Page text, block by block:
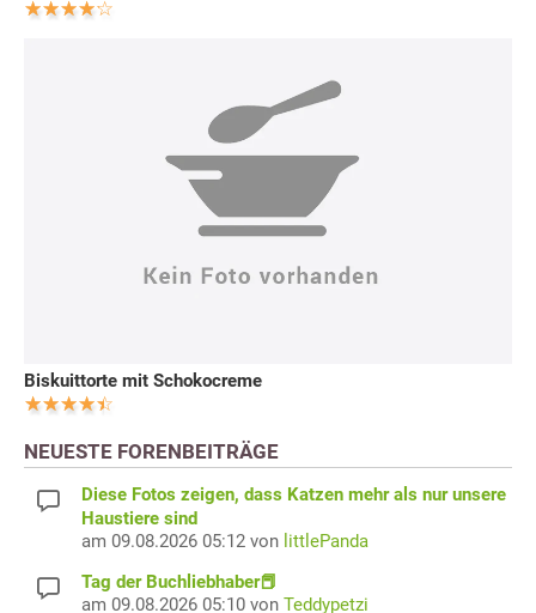
Biskuittorte mit Schokocreme
NEUESTE FORENBEITRÄGE
Diese Fotos zeigen, dass Katzen mehr als nur unsere
Haustiere sind
am 09.08.2026 05:12 von littlePanda
Tag der Buchliebhaber📕
am 09.08.2026 05:10 von Teddypetzi